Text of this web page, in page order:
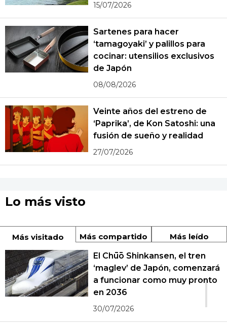
15/07/2026
Sartenes para hacer
‘tamagoyaki’ y palillos para
cocinar: utensilios exclusivos
de Japón
08/08/2026
Veinte años del estreno de
‘Paprika’, de Kon Satoshi: una
fusión de sueño y realidad
27/07/2026
Lo más visto
Más visitado Más compartido Más leído
1
El Chūō Shinkansen, el tren
‘maglev’ de Japón, comenzará
a funcionar como muy pronto
en 2036
30/07/2026